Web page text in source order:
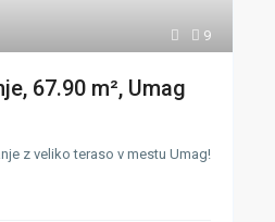
9
67.90 m², Umag
z veliko teraso v mestu Umag!